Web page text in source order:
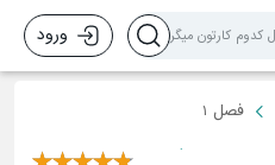
ورود
فصل 1